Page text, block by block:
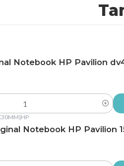
Notebook HP Pavilion
|HP
Notebook HP Pavilion